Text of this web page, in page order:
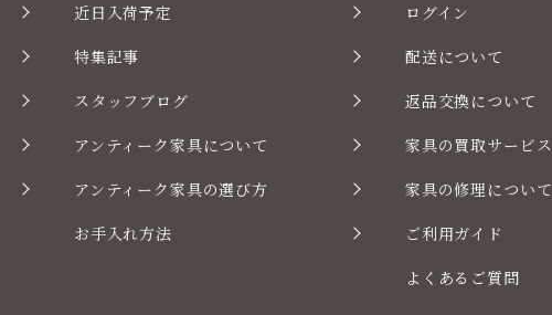
近日入荷予定
特集記事
スタッフブログ
アンティーク家具について
アンティーク家具の選び方
お手入れ方法
ログイン
配送について
返品交換について
家具の買取サービス
家具の修理について
ご利用ガイド
よくあるご質問